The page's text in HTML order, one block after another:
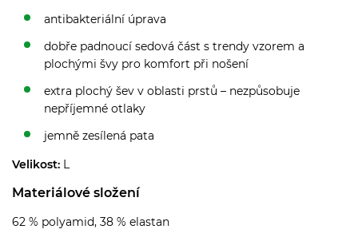
antibakteriální úprava
dobře padnoucí sedová část s trendy vzorem a
plochými švy pro komfort při nošení
extra plochý šev v oblasti prstů – nezpůsobuje
nepříjemné otlaky
jemně zesílená pata
Velikost: L
Materiálové složení
62 % polyamid, 38 % elastan